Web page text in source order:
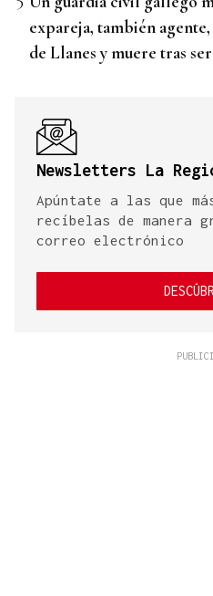
expareja, también
de Llanes y muere tras
Newsletters La
Apúntate a las que
recíbelas de manera
correo electrónico